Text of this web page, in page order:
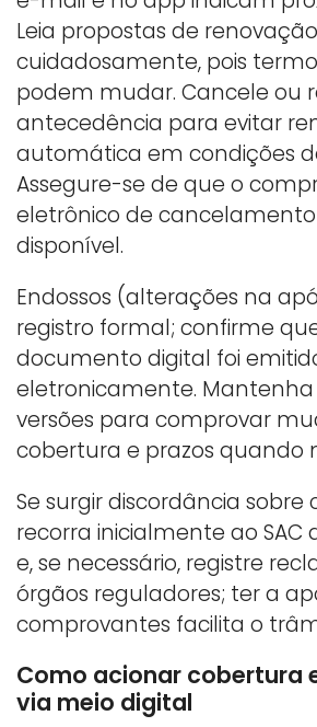
Leia propostas de renovação
cuidadosamente, pois
podem mudar. Cancele ou
antecedência para evitar
automática em condições
Assegure-se de que o
eletrônico de
disponível.
Endossos (alterações na
registro formal; confirme
documento digital foi
eletronicamente. Mantenha
versões para comprovar
cobertura e prazos quando
Se surgir discordância sobre
recorra inicialmente ao SAC
e, se necessário, registre
órgãos reguladores; ter a
comprovantes facilita o
Como acionar cobertura
via meio digital